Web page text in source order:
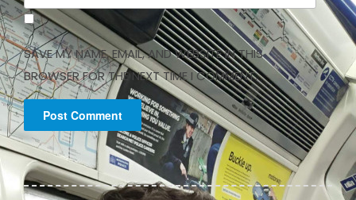
SAVE MY NAME, EMAIL, AND WEBSITE IN THIS
BROWSER FOR THE NEXT TIME I COMMENT.